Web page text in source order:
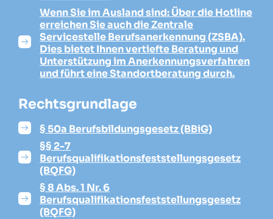
Wenn Sie im Ausland sind: Über die Hotline
erreichen Sie auch die Zentrale
Servicestelle Berufsanerkennung (ZSBA).
Dies bietet Ihnen vertiefte Beratung und
Unterstützung im Anerkennungsverfahren
und führt eine Standortberatung durch.
Rechtsgrundlage
§ 50a Berufsbildungsgesetz (BBiG)
§§ 2-7
Berufsqualifikationsfeststellungsgesetz
(BQFG)
§ 8 Abs. 1 Nr. 6
Berufsqualifikationsfeststellungsgesetz
(BQFG)